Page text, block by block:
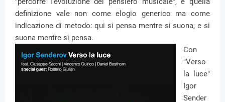
definizione vale non come elogio generico ma come
indicazione di metodo: qui si pensa mentre si suona, e si
suona mentre si pensa.
Con
"Verso
la luce"
Igor
Sender